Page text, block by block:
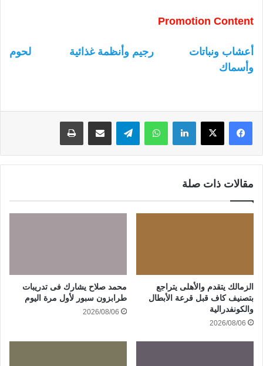
Promotion Content
أعشاب ونباتات رجيم وأنظمة غذائية
لحوم
وأسماك
لينكدإن واتساب
مقالات ذات صلة
الزمالك يتقدم والأهلى يتراجع
بتصنيف كاف قبل قرعة الأبطال
والكونفدرالية
2026/08/06
محمد صلاح يشارك فى تدريبات
طرابزون سبور لأول مرة اليوم
2026/08/06